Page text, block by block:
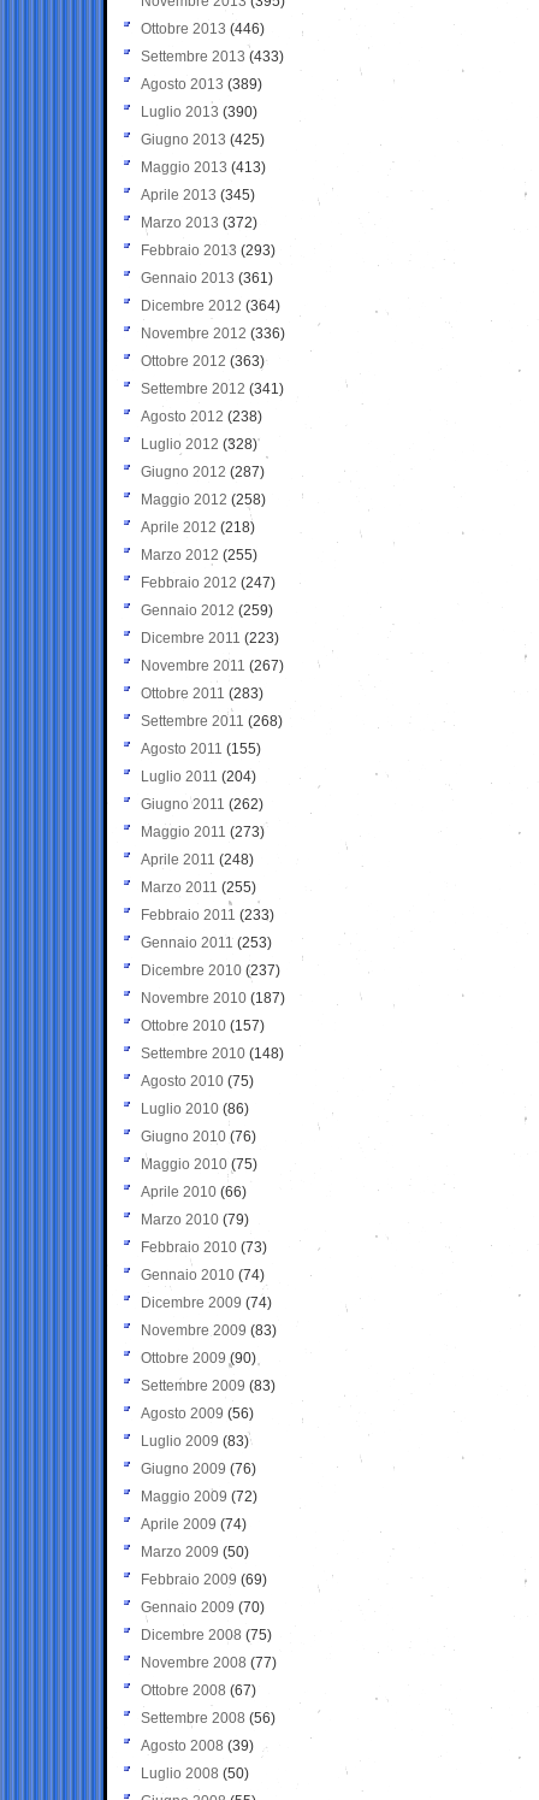
Ottobre 2013 (446)
Settembre 2013 (433)
Agosto 2013 (389)
Luglio 2013 (390)
Giugno 2013 (425)
Maggio 2013 (413)
Aprile 2013 (345)
Marzo 2013 (372)
Febbraio 2013 (293)
Gennaio 2013 (361)
Dicembre 2012 (364)
Novembre 2012 (336)
Ottobre 2012 (363)
Settembre 2012 (341)
Agosto 2012 (238)
Luglio 2012 (328)
Giugno 2012 (287)
Maggio 2012 (258)
Aprile 2012 (218)
Marzo 2012 (255)
Febbraio 2012 (247)
Gennaio 2012 (259)
Dicembre 2011 (223)
Novembre 2011 (267)
Ottobre 2011 (283)
Settembre 2011 (268)
Agosto 2011 (155)
Luglio 2011 (204)
Giugno 2011 (262)
Maggio 2011 (273)
Aprile 2011 (248)
Marzo 2011 (255)
Febbraio 2011 (233)
Gennaio 2011 (253)
Dicembre 2010 (237)
Novembre 2010 (187)
Ottobre 2010 (157)
Settembre 2010 (148)
Agosto 2010 (75)
Luglio 2010 (86)
Giugno 2010 (76)
Maggio 2010 (75)
Aprile 2010 (66)
Marzo 2010 (79)
Febbraio 2010 (73)
Gennaio 2010 (74)
Dicembre 2009 (74)
Novembre 2009 (83)
Ottobre 2009 (90)
Settembre 2009 (83)
Agosto 2009 (56)
Luglio 2009 (83)
Giugno 2009 (76)
Maggio 2009 (72)
Aprile 2009 (74)
Marzo 2009 (50)
Febbraio 2009 (69)
Gennaio 2009 (70)
Dicembre 2008 (75)
Novembre 2008 (77)
Ottobre 2008 (67)
Settembre 2008 (56)
Agosto 2008 (39)
Luglio 2008 (50)